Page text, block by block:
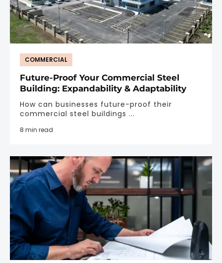
COMMERCIAL
Future-Proof Your Commercial Steel
Building: Expandability & Adaptability
How can businesses future-proof their
commercial steel buildings ...
8 min read